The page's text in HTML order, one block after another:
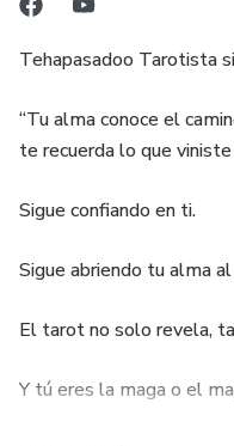
Tehapasadoo Tarotista
“Tu alma conoce el
te recuerda lo que
Sigue confiando en ti.
Sigue abriendo tu alma
El tarot no solo revela,
Y tú eres la maga o el